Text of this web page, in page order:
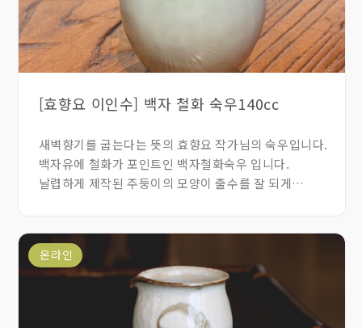
[효향요 이인수] 백자 철화 숙우140cc
새벽향기를 굽는다는 뜻의 효향요 작가님의 숙우입니다.
백자유에 철화가 포인트인 백자철화숙우 입니다.
날렵하게 제작된 주둥이의 모양이 출수를 잘 되게
온라인